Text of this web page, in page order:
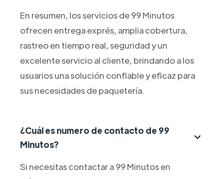
En resumen, los servicios de 99 Minutos
ofrecen entrega exprés, amplia cobertura,
rastreo en tiempo real, seguridad y un
excelente servicio al cliente, brindando a los
usuarios una solución confiable y eficaz para
sus necesidades de paquetería.
¿Cuál es numero de contacto de 99
Minutos?
Si necesitas contactar a 99 Minutos en